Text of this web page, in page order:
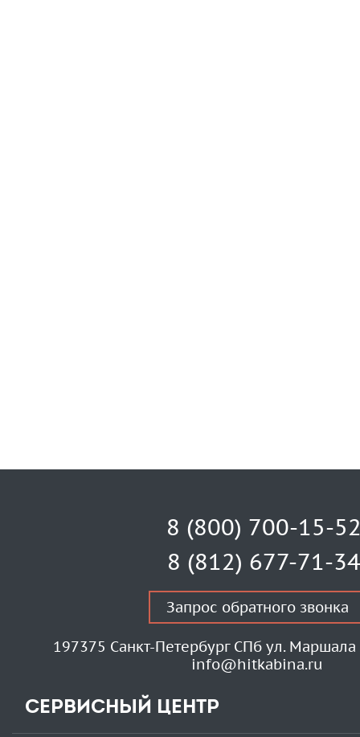
8 (800) 700-15-
8 (812) 677-71-34
Запрос обратного звонка
197375 Санкт-Петербург СПб ул.
info@hitkabina.ru
СЕРВИСНЫЙ ЦЕНТР